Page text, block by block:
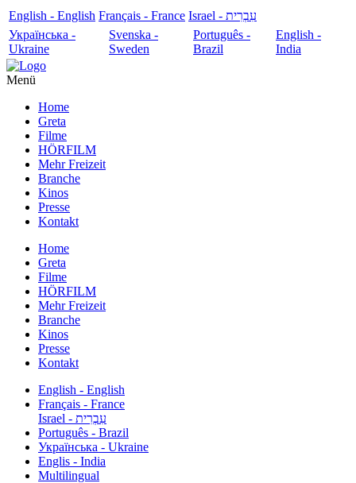
English - English Français - France
עִבְרִית - Israel
Українська -
Ukraine
Svenska -
Sweden
Português -
Brazil
English -
India
Menü
Home
Greta
Filme
HÖRFILM
Mehr Freizeit
Branche
Kinos
Presse
Kontakt
Home
Greta
Filme
HÖRFILM
Mehr Freizeit
Branche
Kinos
Presse
Kontakt
English - English
Français - France
עִבְרִית - Israel
Português - Brazil
Українська - Ukraine
Englis - India
Multilingual